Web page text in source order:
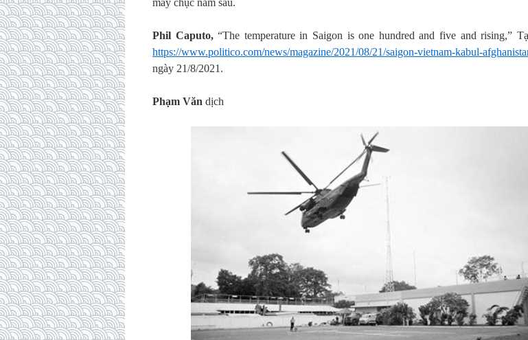
mấy chục năm sau.
Phil Caputo,“The temperature in Saigon is one hundred and five and rising,”
https://www.politico.com/news/magazine/2021/08/21/saigon-vietnam-kabul-
ngày 21/8/2021.
Phạm Văn dịch